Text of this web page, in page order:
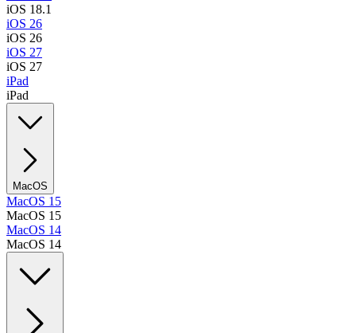
iOS 18.1
iOS 26
iOS 26
iOS 27
iOS 27
iPad
iPad
MacOS
MacOS 15
MacOS 15
MacOS 14
MacOS 14